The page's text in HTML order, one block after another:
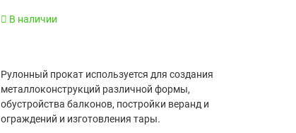
В наличии
Рулонный прокат используется для создания
металлоконструкций различной формы,
обустройства балконов, постройки веранд и
ограждений и изготовления тары.